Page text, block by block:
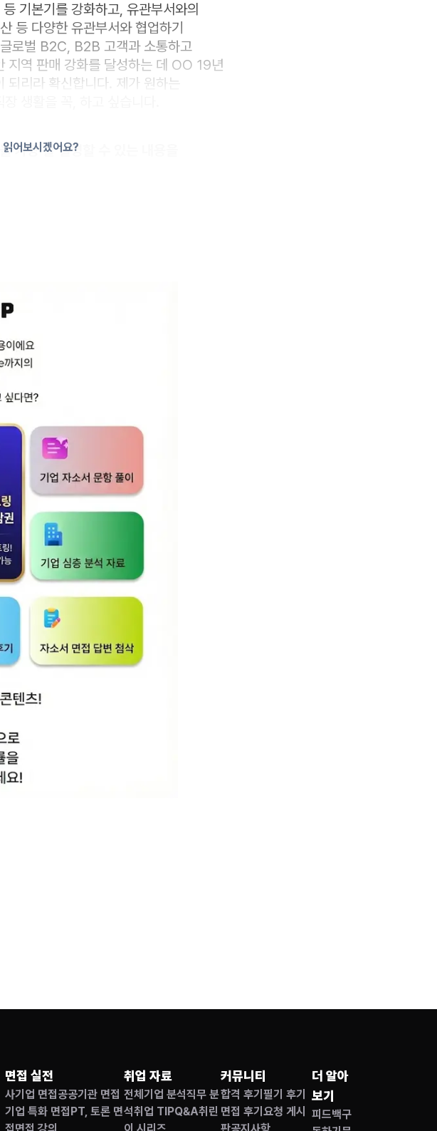
기본기를 강화하고, 유관부서와의
등 다양한 유관부서와 협업하기
로벌 B2C, B2B 고객과 소통하고
지역 판매 강화를 달성하는 데 OO 19년
되리라 확신합니다. 제가 원하는
가장 잘 설명할 수 있는 내용을
어보시겠어요?
면접 실전
사기업 면접공공기관 면접
기업 특화 면접PT, 토론 면
접면접 강의
취업 자료
전체 기업 분석직무 분
석취업 TIPQ&A취린
이 시리즈
커뮤니티
합격 후기 필기 후기
면접 후기 요청 게시
판공지사항
더 알아
보기
피드백구